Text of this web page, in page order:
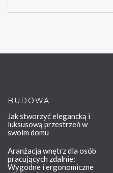
BUDOWA
Jak stworzyć elegancką i
luksusową przestrzeń w
swoim domu
Aranżacja wnętrz dla osób
pracujących zdalnie:
Wygodne i ergonomiczne